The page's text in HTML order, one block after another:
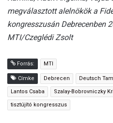
megválasztott alelnökök a
kongresszusán Debrecenben
MTI/Czeglédi Zsolt
Forrás: MTI
Címke Debrecen Deutsch
Lantos Csaba Szalay-Bobrovniczky
tisztújító kongresszus